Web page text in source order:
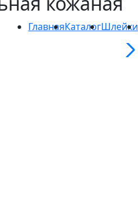
ГлавнаяКаталогШлейки